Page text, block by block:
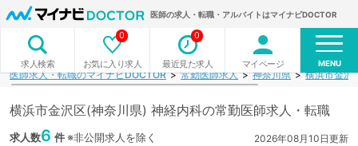
医師の求人・転職・アルバイトはマイナビDOCTOR
求人検索 お気に入り求人
0
最近見た求人
0
マイページ MENU
医師求人・転職のマイナビDOCTOR 常勤医師求人 神奈川県 横浜市金沢
横浜市金沢区(神奈川県) 神経内科の常勤医師求人・転職
求人数6 件※非公開求人を除く 2026年08月10日更新